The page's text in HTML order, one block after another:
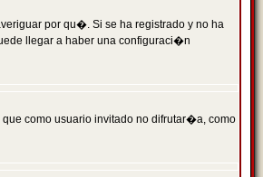
por qu�. Si se ha registrado y no ha
llegar a haber una configuraci�n
como usuario invitado no difrutar�a, como